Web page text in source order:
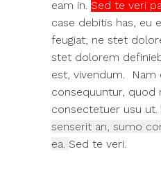
eam in. Sed te veri
case debitis has, eu
feugiat, ne stet
stet dolorem
est, vivendum. Nam
consequuntur, quod
consectetuer usu ut.
senserit an, sumo
ea. Sed te veri.